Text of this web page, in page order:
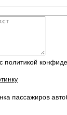
политикой
пассажиров